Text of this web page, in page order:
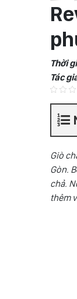
Thời
Tác
Giò
Gòn.
chả.
thêm